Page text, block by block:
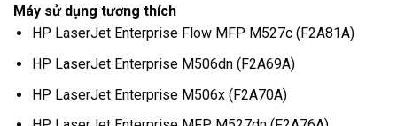
Máy sử dụng tương thích
HP LaserJet Enterprise Flow MFP M527c (F2A81A)
HP LaserJet Enterprise M506dn (F2A69A)
HP LaserJet Enterprise M506x (F2A70A)